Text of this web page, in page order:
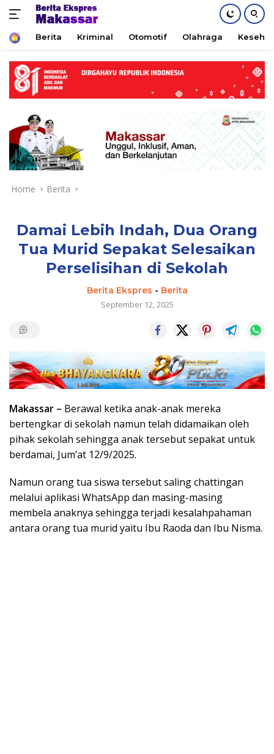
content
HomeBerita Kriminal Otomotif Olahraga
Home Berita
Damai Lebih Indah, Dua Orang
Tua Murid Sepakat Selesaikan
Perselisihan di Sekolah
Berita Ekspres - Berita
September 12, 2025
Makassar – Berawal ketika anak-anak mereka
bertengkar di sekolah namun telah didamaikan oleh
pihak sekolah sehingga anak tersebut sepakat untuk
berdamai, Jum’at 12/9/2025.
Namun orang tua siswa tersebut saling chattingan
melalui aplikasi WhatsApp dan masing-masing
membela anaknya sehingga terjadi kesalahpahaman
antara orang tua murid yaitu Ibu Raoda dan Ibu Nisma.